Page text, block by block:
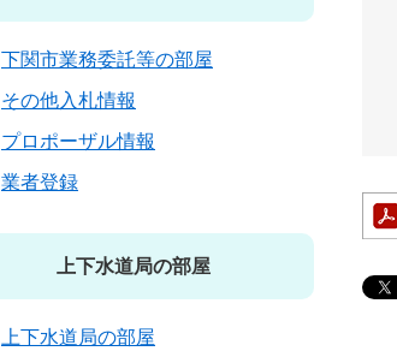
下関市業務委託等の部屋
その他入札情報
プロポーザル情報
業者登録
上下水道局の部屋
上下水道局の部屋